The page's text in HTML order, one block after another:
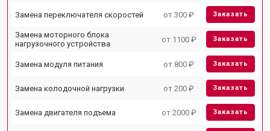
Замена переключателя скоростей от 300 ₽ Заказать
Замена моторного блока
нагрузочного устройства
от 1100 ₽ Заказать
Замена модуля питания от 800 ₽ Заказать
Замена колодочной нагрузки от 200 ₽ Заказать
Замена двигателя подъема от 2000 ₽ Заказать